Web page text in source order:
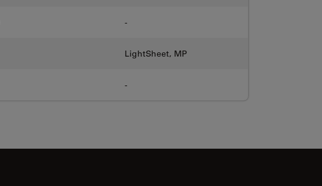
-
LightSheet, MP
-